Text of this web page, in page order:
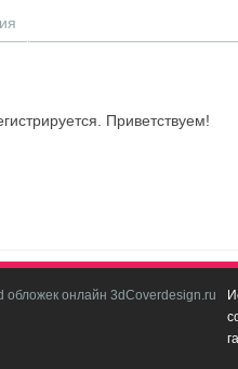
Приветствуем!
обложек онлайн 3dCoverdesign.ru